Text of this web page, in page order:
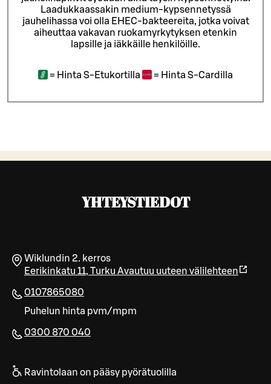
Laadukkaassakin medium-kypsennetyssä
jauhelihassa voi olla EHEC-bakteereita, jotka voivat
aiheuttaa vakavan ruokamyrkytyksen etenkin
lapsille ja iäkkäille henkilöille.
= Hinta S-Etukortilla = Hinta S-Cardilla
YHTEYSTIEDOT
Wiklundin 2. kerros
Eerikinkatu 11, Turku Avautuu uuteen välilehteen
0107865080
Puhelun hinta pvm/mpm
0300 870 040
Ravintolaan on pääsy pyörätuolilla